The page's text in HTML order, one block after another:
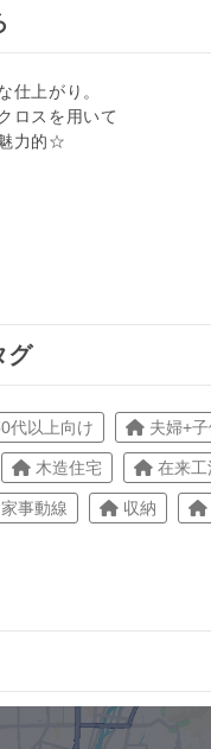
仕上がり。
ロスを用いて
力的☆
グ
代以上向け 夫婦+
木造住宅 在来工
家事動線 収納